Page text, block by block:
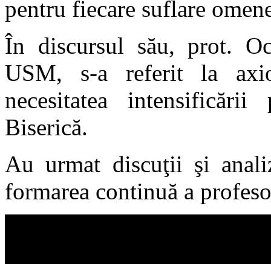
pentru fiecare suflare
În discursul său, prot.
USM, s-a referit la
necesitatea
Biserică.
Au urmat discuţii şi
formarea continuă a